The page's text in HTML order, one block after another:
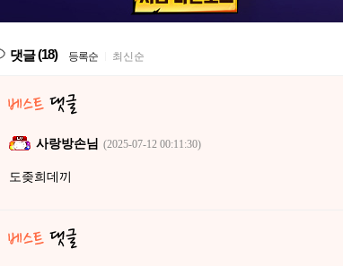
댓글(18) 등록순 최신순
사랑방손님 (2025-07-12 00:11:30)
도좆희데끼